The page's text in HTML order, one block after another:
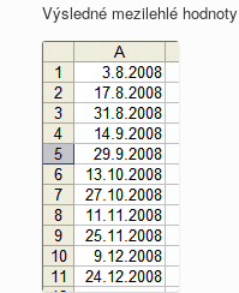
Výsledné mezilehlé hodnoty